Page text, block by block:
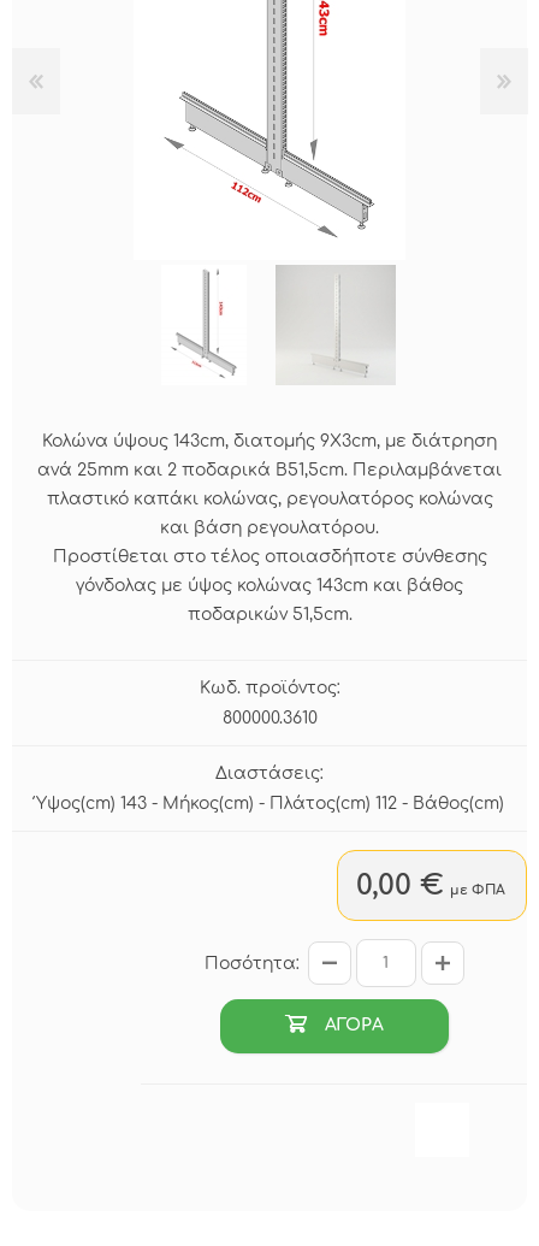
Κολώνα ύψους 143cm, διατομής 9X3cm, με διάτρηση
ανά 25mm και 2 ποδαρικά Β51,5cm. Περιλαμβάνεται
πλαστικό καπάκι κολώνας, ρεγουλατόρος κολώνας
και βάση ρεγουλατόρου.
Προστίθεται στο τέλος οποιασδήποτε σύνθεσης
γόνδολας με ύψος κολώνας 143cm και βάθος
ποδαρικών 51,5cm.
Κωδ. προϊόντος:
800000.3610
Διαστάσεις:
Ύψος(cm) 143 - Μήκος(cm) - Πλάτος(cm) 112 - Βάθος(cm)
0,00 € με ΦΠΑ
Ποσότητα:
ΑΓΟΡΑ